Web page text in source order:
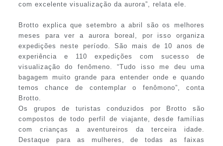
com excelente visualização da aurora”, relata ele.
Brotto explica que setembro a abril são os melhores
meses para ver a aurora boreal, por isso organiza
expedições neste período. São mais de 10 anos de
experiência e 110 expedições com sucesso de
visualização do fenômeno. “Tudo isso me deu uma
bagagem muito grande para entender onde e quando
temos chance de contemplar o fenômono”, conta
Brotto.
Os grupos de turistas conduzidos por Brotto são
compostos de todo perfil de viajante, desde famílias
com crianças a aventureiros da terceira idade.
Destaque para as mulheres, de todas as faixas